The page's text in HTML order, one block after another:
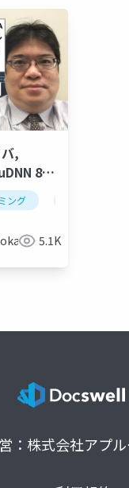
,
8.4
年
ング
5.1K
：株式会社アプ